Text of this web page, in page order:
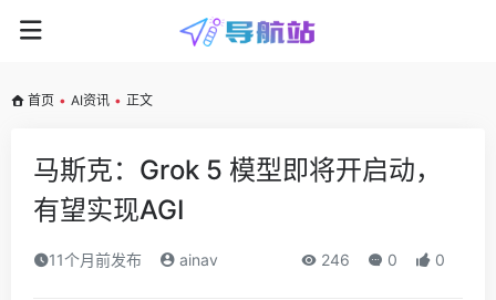
首页 • AI资讯 • 正文
马斯克：Grok 5 模型即将开启动，
有望实现AGI
11个月前发布 ainav 246 0 0